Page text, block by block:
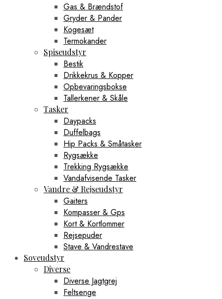
Gas & Brændstof
Gryder & Pander
Kogesæt
Termokander
Spiseudstyr
Bestik
Drikkekrus & Kopper
Opbevaringsbokse
Tallerkener & Skåle
Tasker
Daypacks
Duffelbags
Hip Packs & Småtasker
Rygsække
Trekking Rygsække
Vandafvisende Tasker
Vandre & Rejseudstyr
Gaiters
Kompasser & Gps
Kort & Kortlommer
Rejsepuder
Stave & Vandrestave
Soveudstyr
Diverse
Diverse Jagtgrej
Feltsenge